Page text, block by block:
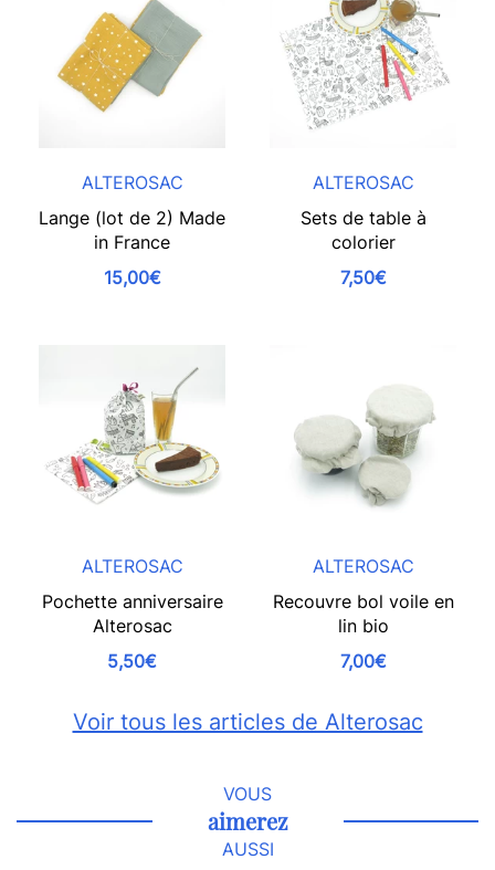
ALTEROSAC
Lange (lot de 2) Made
in France
15,00€
ALTEROSAC
Sets de table à
colorier
7,50€
ALTEROSAC
Pochette anniversaire
Alterosac
5,50€
ALTEROSAC
Recouvre bol voile en
lin bio
7,00€
Voir tous les articles de Alterosac
VOUS
aimerez
AUSSI